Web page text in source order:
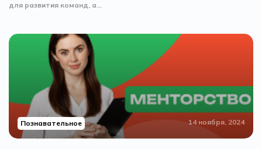
для развития команд, а...
Познавательное 14 ноября, 2024